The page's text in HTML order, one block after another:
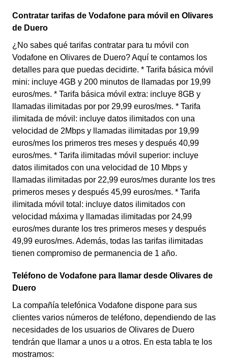
Contratar tarifas de Vodafone para móvil en Olivares
de Duero
¿No sabes qué tarifas contratar para tu móvil con
Vodafone en Olivares de Duero? Aquí te contamos los
detalles para que puedas decidirte. * Tarifa básica móvil
mini: incluye 4GB y 200 minutos de llamadas por 19,99
euros/mes. * Tarifa básica móvil extra: incluye 8GB y
llamadas ilimitadas por por 29,99 euros/mes. * Tarifa
ilimitada de móvil: incluye datos ilimitados con una
velocidad de 2Mbps y llamadas ilimitadas por 19,99
euros/mes los primeros tres meses y después 40,99
euros/mes. * Tarifa ilimitadas móvil superior: incluye
datos ilimitados con una velocidad de 10 Mbps y
llamadas ilimitadas por 22,99 euros/mes durante los tres
primeros meses y después 45,99 euros/mes. * Tarifa
ilimitada móvil total: incluye datos ilimitados con
velocidad máxima y llamadas ilimitadas por 24,99
euros/mes durante los tres primeros meses y después
49,99 euros/mes. Además, todas las tarifas ilimitadas
tienen compromiso de permanencia de 1 año.
Teléfono de Vodafone para llamar desde Olivares de
Duero
La compañía telefónica Vodafone dispone para sus
clientes varios números de teléfono, dependiendo de las
necesidades de los usuarios de Olivares de Duero
tendrán que llamar a unos u a otros. En esta tabla te los
mostramos: